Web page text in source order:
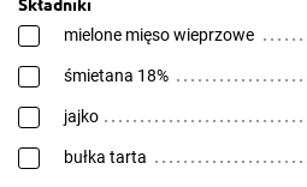
mielone mięso wieprzowe
śmietana 18%
jajko
bułka tarta